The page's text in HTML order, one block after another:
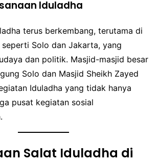
Iduladha
terus berkembang, terutama di
Solo dan Jakarta, yang
dan politik. Masjid-masjid besar
Solo dan Masjid Sheikh Zayed
Iduladha yang tidak hanya
pusat kegiatan sosial
Salat Iduladha di